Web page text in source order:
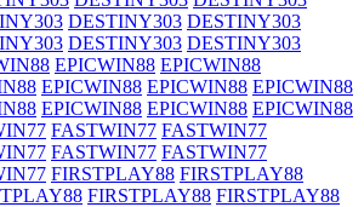
DESTINY303 DESTINY303
DESTINY303 DESTINY303
EPICWIN88 EPICWIN88
EPICWIN88 EPICWIN88 EPICWIN88
EPICWIN88 EPICWIN88 EPICWIN88
FASTWIN77 FASTWIN77
FASTWIN77 FASTWIN77
FIRSTPLAY88 FIRSTPLAY88
FIRSTPLAY88 FIRSTPLAY88